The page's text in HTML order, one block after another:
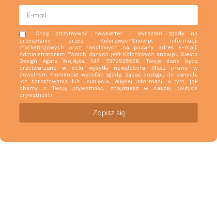
Chcę otrzymywać newsletter i wyrażam zgodę na
przesyłanie przez KolorowychSnów.pl informacji
marketingowych oraz handlowych na podany adres e-mail.
Administratorem Twoich danych jest Kolorowych snów.pl, Siesta
Design Agata Wojdyła, NIP: 7272528658. Twoje dane będą
przetwarzane w celu wysyłki newslettera. Masz prawo w
dowolnym momencie wycofać zgodę, żądać dostępu do danych,
ich sprostowania lub usunięcia. Więcej informacji o tym, jak
dbamy o Twoją prywatność, znajdziesz w naszej polityce
prywatności
Zapisz się